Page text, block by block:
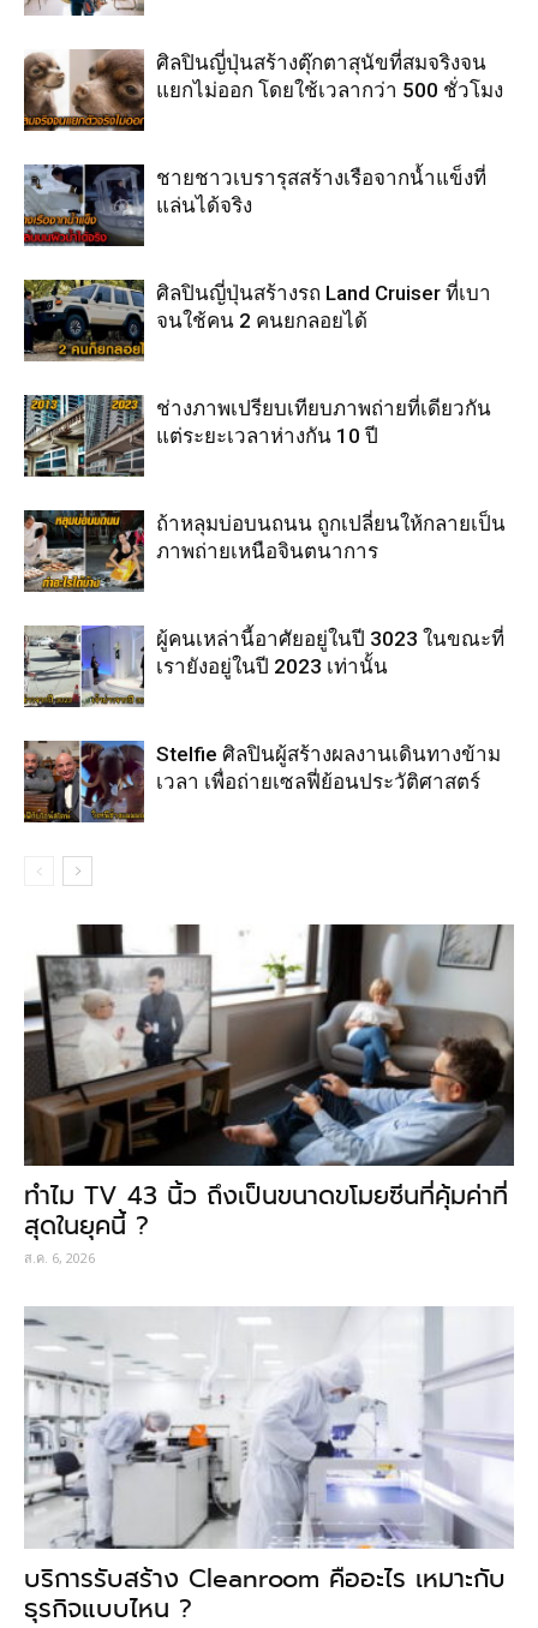
ศิลปินญี่ปุ่นสร้างตุ๊กตาสุนัขที่สมจริงจน
แยกไม่ออก โดยใช้เวลากว่า 500 ชั่วโมง
ชายชาวเบรารุสสร้างเรือจากน้ำแข็งที่
แล่นได้จริง
ศิลปินญี่ปุ่นสร้างรถ Land Cruiser ที่เบา
จนใช้คน 2 คนยกลอยได้
ช่างภาพเปรียบเทียบภาพถ่ายที่เดียวกัน
แต่ระยะเวลาห่างกัน 10 ปี
ถ้าหลุมบ่อบนถนน ถูกเปลี่ยนให้กลายเป็น
ภาพถ่ายเหนือจินตนาการ
ผู้คนเหล่านี้อาศัยอยู่ในปี 3023 ในขณะที่
เรายังอยู่ในปี 2023 เท่านั้น
Stelfie ศิลปินผู้สร้างผลงานเดินทางข้าม
เวลา เพื่อถ่ายเซลฟี่ย้อนประวัติศาสตร์
ทำไม TV 43 นิ้ว ถึงเป็นขนาดขโมยซีนที่คุ้มค่าที่
สุดในยุคนี้ ?
ส.ค. 6, 2026
บริการรับสร้าง Cleanroom คืออะไร เหมาะกับ
ธุรกิจแบบไหน ?